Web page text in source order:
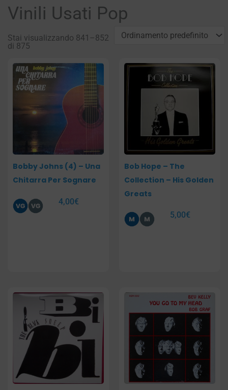
Vinili Usati Pop
Stai visualizzando 841–852
di 875
Bobby Johns (4) – Una
Chitarra Per Sognare
4,00€
Bob Hope – The
Collection – His Golden
Greats
5,00€
Pagina Pagina PaginaPaginaPaginaPagina